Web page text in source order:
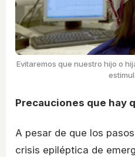
Evitaremos que nuestro hijo o
Precauciones que hay
A pesar de que los
crisis epiléptica de